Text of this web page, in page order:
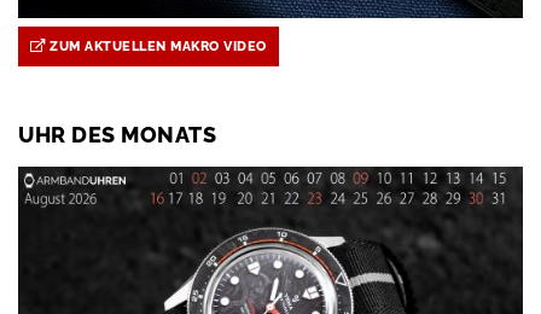
ZUM AKTUELLEN MAKRO VIDEO
UHR DES MONATS